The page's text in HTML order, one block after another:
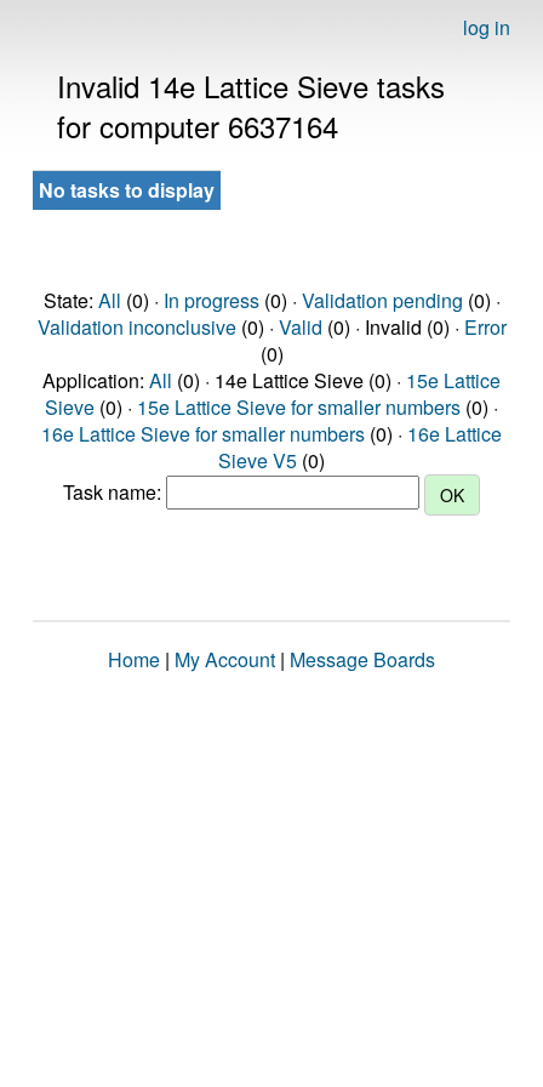
log in
Invalid 14e Lattice Sieve tasks
for computer 6637164
No tasks to display
State: All (0) · In progress(0) · Validation pending (0) ·
Validation inconclusive(0) · Valid (0) · Invalid (0) · Error
(0)
Application: All (0) · 14e Lattice Sieve (0) · 15e Lattice
Sieve (0) · 15e Lattice Sieve for smaller numbers (0) ·
16e Lattice Sieve for smaller numbers (0) · 16e Lattice
Sieve V5 (0)
Task name:
Home | My Account | Message Boards